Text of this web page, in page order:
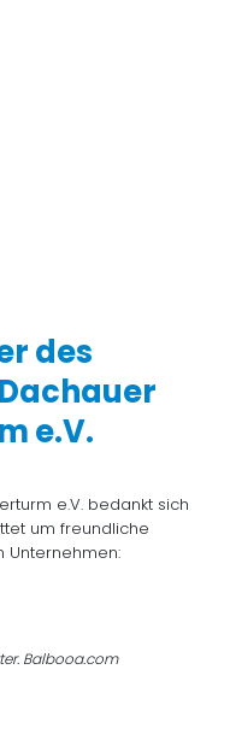
des
e.V.
e.V. bedankt sich
um freundliche
Unternehmen:
Balbooa.com